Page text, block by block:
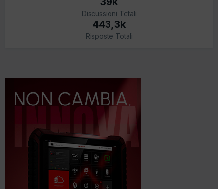
Discussioni Totali
443,3k
Risposte Totali